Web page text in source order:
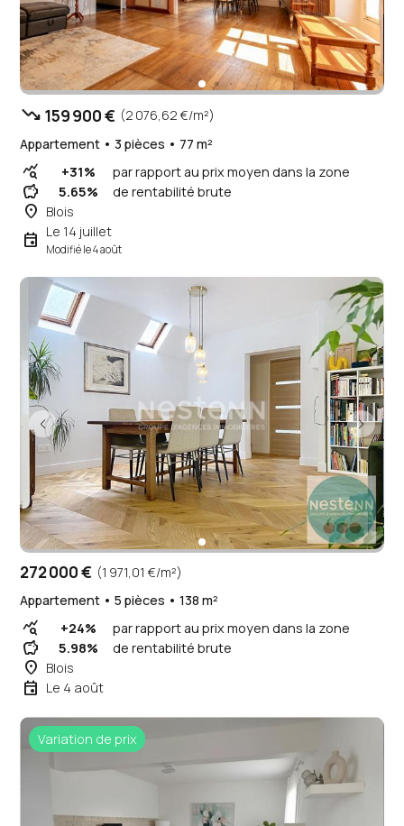
trending_down 159 900 € (2 076,62 €/m²)
Appartement • 3 pièces • 77 m²
query_stats +31% par rapport au prix moyen dans la zone
savings 5.65% de rentabilité brute
place Blois
event Le 14 juillet
Modifié le 4 août
272 000 € (1 971,01 €/m²)
Appartement • 5 pièces • 138 m²
query_stats +24% par rapport au prix moyen dans la zone
savings 5.98% de rentabilité brute
place Blois
event Le 4 août
Variation de prix